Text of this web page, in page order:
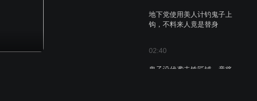
地下党使用美人计钓鬼子上
钩，不料来人竟是替身
02:40
鬼子设伏袭击铁匠铺，竟将